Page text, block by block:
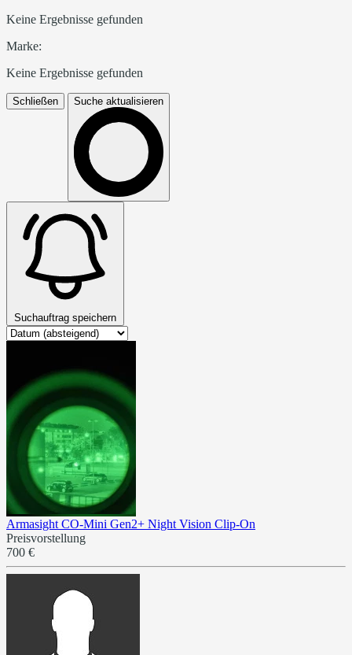
Keine Ergebnisse gefunden
Marke:
Keine Ergebnisse gefunden
Schließen Suche aktualisieren
Suchauftrag speichern
Armasight CO-Mini Gen2+ Night Vision Clip-On
Preisvorstellung
700 €